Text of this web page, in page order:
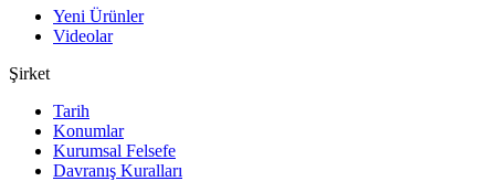
Yeni Ürünler
Videolar
Şirket
Tarih
Konumlar
Kurumsal Felsefe
Davranış Kuralları